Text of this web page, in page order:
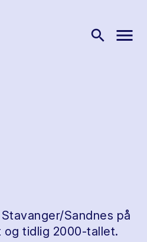
search menu
Sandnes på
tidlig 2000-tallet.